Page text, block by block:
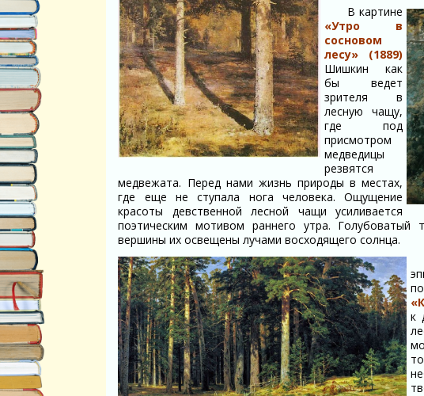
В картине
«Утро в
сосновом
лесу» (1889)
Шишкин как
бы ведет
зрителя в
лесную чащу,
где под
присмотром
медведицы
резвятся
медвежата. Перед нами жизнь природы в местах,
где еще не ступала нога человека. Ощущение
красоты девственной лесной чащи усиливается
поэтическим мотивом раннего утра.
вершины их освещены лучами восходящего солнца.
к